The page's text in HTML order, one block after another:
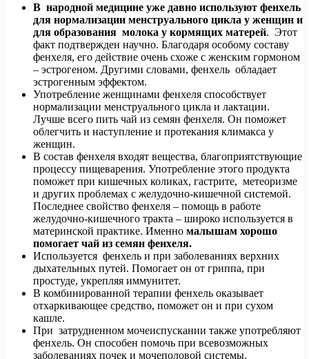
В народной медицине уже давно используют фенхель
для нормализации менструального цикла у женщин и
для образования молока у кормящих матерей. Этот
факт подтвержден научно. Благодаря особому составу
фенхеля, его действие очень схоже с женским гормоном
– эстрогеном. Другими словами, фенхель обладает
эстрогенным эффектом.
Употребление женщинами фенхеля способствует
нормализации менструального цикла и лактации.
Лучше всего пить чай из семян фенхеля. Он поможет
облегчить и наступление и протекания климакса у
женщин.
В состав фенхеля входят вещества, благоприятствующие
процессу пищеварения. Употребление этого продукта
поможет при кишечных коликах, гастрите, метеоризме
и других проблемах с желудочно-кишечной системой.
Последнее свойство фенхеля – помощь в работе
желудочно-кишечного тракта – широко используется в
материнской практике. Именно малышам хорошо
помогает чай из семян фенхеля.
Используется фенхель и при заболеваниях верхних
дыхательных путей. Помогает он от гриппа, при
простуде, укрепляя иммунитет.
В комбинированной терапии фенхель оказывает
отхаркивающее средство, поможет он и при сухом
кашле.
При затрудненном мочеиспускании также употребляют
фенхель. Он способен помочь при всевозможных
заболеваниях почек и мочеполовой системы.